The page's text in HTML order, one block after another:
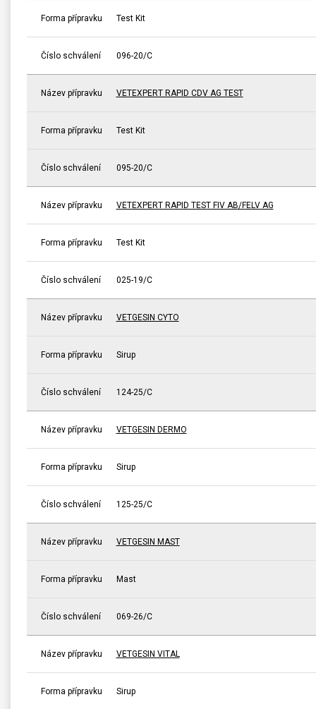
Forma přípravku Test Kit
Číslo schválení 096-20/C
Název přípravku VETEXPERT RAPID CDV AG TEST
Forma přípravku Test Kit
Číslo schválení 095-20/C
Název přípravku VETEXPERT RAPID TEST FIV AB/FELV AG
Forma přípravku Test Kit
Číslo schválení 025-19/C
Název přípravku VETGESIN CYTO
Forma přípravku Sirup
Číslo schválení 124-25/C
Název přípravku VETGESIN DERMO
Forma přípravku Sirup
Číslo schválení 125-25/C
Název přípravku VETGESIN MAST
Forma přípravku Mast
Číslo schválení 069-26/C
Název přípravku VETGESIN VITAL
Forma přípravku Sirup